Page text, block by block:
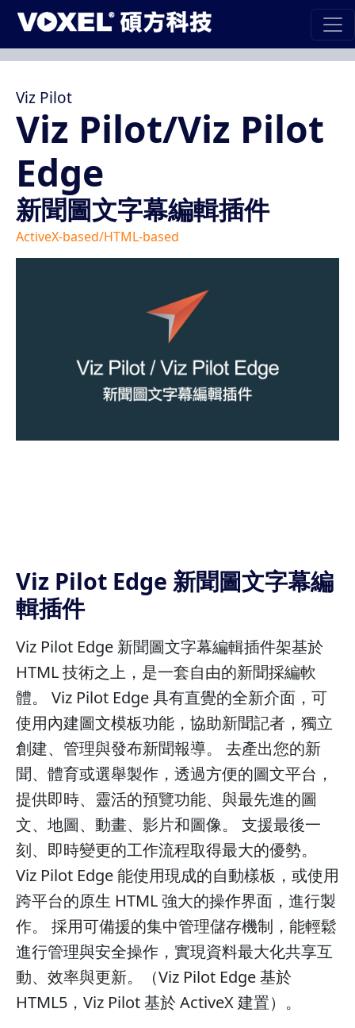
Viz Pilot
Viz Pilot/Viz Pilot
Edge
新聞圖文字幕編輯插件
ActiveX-based/HTML-based
Viz Pilot Edge 新聞圖文字幕編
輯插件
Viz Pilot Edge 新聞圖文字幕編輯插件架基於
HTML 技術之上，是一套自由的新聞採編軟
體。 Viz Pilot Edge 具有直覺的全新介面，可
使用內建圖文模板功能，協助新聞記者，獨立
創建、管理與發布新聞報導。 去產出您的新
聞、體育或選舉製作，透過方便的圖文平台，
提供即時、靈活的預覽功能、與最先進的圖
文、地圖、動畫、影片和圖像。 支援最後一
刻、即時變更的工作流程取得最大的優勢。
Viz Pilot Edge 能使用現成的自動樣板，或使用
跨平台的原生 HTML 強大的操作界面，進行製
作。 採用可備援的集中管理儲存機制，能輕鬆
進行管理與安全操作，實現資料最大化共享互
動、效率與更新。（Viz Pilot Edge 基於
HTML5，Viz Pilot 基於 ActiveX 建置）。